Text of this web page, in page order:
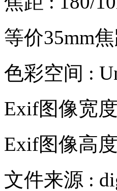
等价35mm
色彩空间 :
Exif图像宽
Exif图像高
文件来源 :